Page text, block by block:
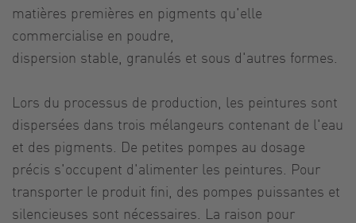
matières premières en pigments qu'elle
commercialise en poudre,
dispersion stable, granulés et sous d'autres formes.
Lors du processus de production, les peintures sont
dispersées dans trois mélangeurs contenant de l'eau
et des pigments. De petites pompes au dosage
précis s'occupent d'alimenter les peintures. Pour
transporter le produit fini, des pompes puissantes et
silencieuses sont nécessaires. La raison pour